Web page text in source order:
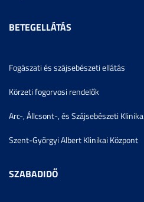
BETEGELLÁTÁS
Fogászati és szájsebészeti ellátás
Körzeti fogorvosi rendelők
Arc-, Állcsont-, és Szájsebészeti Klinika
Szent-Györgyi Albert Klinikai Központ
SZABADIDŐ